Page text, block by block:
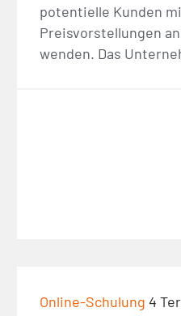
potentielle Kunden
Preisvorstellungen
wenden. Das
Online-Schulung 4